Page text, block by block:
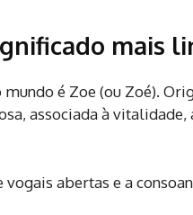
mais
é Zoe (ou Zoé).
associada à vitalidade,
abertas e a